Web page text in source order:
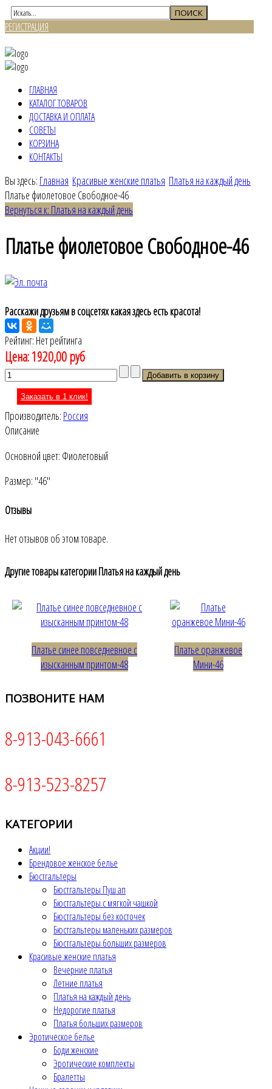
РЕГИСТРАЦИЯ
ГЛАВНАЯ
КАТАЛОГ ТОВАРОВ
ДОСТАВКА И ОПЛАТА
СОВЕТЫ
КОРЗИНА
КОНТАКТЫ
Вы здесь: Главная Красивые женские платья Платья на каждый день
Платье фиолетовое Свободное-46
Вернуться к: Платья на каждый день
Платье фиолетовое Свободное-46
Расскажи друзьям в соцсетях какая здесь есть красота!
Рейтинг: Нет рейтинга
Цена:1920,00 руб
Заказать в 1 клик!
Производитель: Россия
Описание
Основной цвет: Фиолетовый
Размер: "46"
Отзывы
Нет отзывов об этом товаре.
Другие товары категории Платья на каждый день
Платье синее повседневное с
изысканным принтом-48
Платье оранжевое
Мини-46
ПОЗВОНИТЕ НАМ
8-913-043-6661
8-913-523-8257
КАТЕГОРИИ
Акции!
Брендовое женское белье
Бюстгальтеры
Бюстгальтеры Пуш ап
Бюстгальтеры с мягкой чашкой
Бюстгальтеры без косточек
Бюстгальтеры маленьких размеров
Бюстгальтеры больших размеров
Красивые женские платья
Вечерние платья
Летние платья
Платья на каждый день
Недорогие платья
Платья больших размеров
Эротическое белье
Боди женские
Эротические комплекты
Бралетты